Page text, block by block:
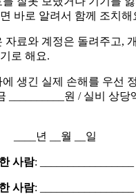
바로 알려서 함께 조치해
자료와 계정은 돌려주고,
로 해요.
에 생긴 실제 손해를 우선
__________원 / 실비 상당
____년 __월 __일
사람: _________________
사람: _________________